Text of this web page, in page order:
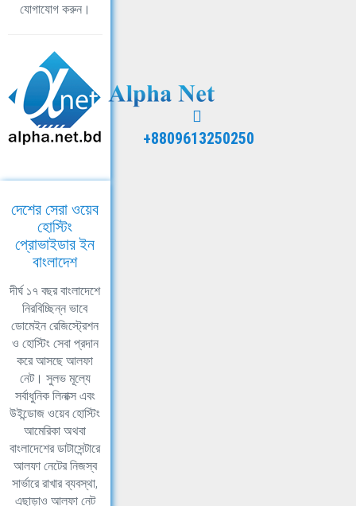
যোগাযোগ করুন।
+8809613250250
দেশের সেরা ওয়েব
হোস্টিং
প্রোভাইডার ইন
বাংলাদেশ
দীর্ঘ ১৭ বছর বাংলাদেশে
নিরবিচ্ছিন্ন ভাবে
ডোমেইন রেজিস্ট্রেশন
ও হোস্টিং সেবা প্রদান
করে আসছে আলফা
নেট। সুলভ মূল্যে
সর্বাধুনিক লিনাক্স এবং
উইন্ডোজ ওয়েব হোস্টিং
আমেরিকা অথবা
বাংলাদেশের ডাটাসেন্টারে
আলফা নেটের নিজস্ব
সার্ভারে রাখার ব্যবস্থা,
এছাড়াও আলফা নেট